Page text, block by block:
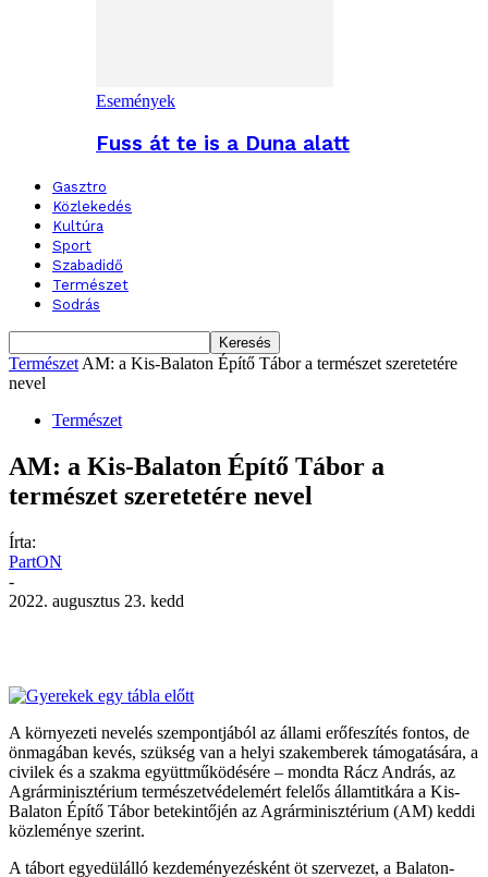
Események
Fuss át te is a Duna alatt
Gasztro
Közlekedés
Kultúra
Sport
Szabadidő
Természet
Sodrás
Természet AM: a Kis-Balaton Építő Tábor a természet szeretetére
nevel
Természet
AM: a Kis-Balaton Építő Tábor a
természet szeretetére nevel
Írta:
PartON
-
2022. augusztus 23. kedd
A környezeti nevelés szempontjából az állami erőfeszítés fontos, de
önmagában kevés, szükség van a helyi szakemberek támogatására, a
civilek és a szakma együttműködésére – mondta Rácz András, az
Agrárminisztérium természetvédelemért felelős államtitkára a Kis-
Balaton Építő Tábor betekintőjén az Agrárminisztérium (AM) keddi
közleménye szerint.
A tábort egyedülálló kezdeményezésként öt szervezet, a Balaton-